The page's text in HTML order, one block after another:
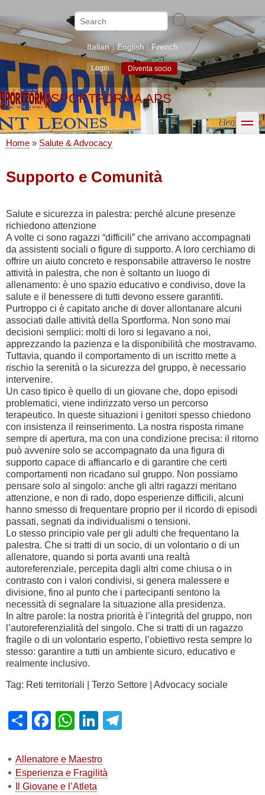
to
main
content
Search
Italian English French
Login Diventa socio
SPORTFORMA APS
toggle
Home Salute & Advocacy
Supporto e Comunità
Salute e sicurezza in palestra: perché alcune presenze
richiedono attenzione
A volte ci sono ragazzi “difficili” che arrivano accompagnati
da assistenti sociali o figure di supporto. A loro cerchiamo di
offrire un aiuto concreto e responsabile attraverso le nostre
attività in palestra, che non è soltanto un luogo di
allenamento: è uno spazio educativo e condiviso, dove la
salute e il benessere di tutti devono essere garantiti.
Purtroppo ci è capitato anche di dover allontanare alcuni
associati dalle attività della Sportforma. Non sono mai
decisioni semplici: molti di loro si legavano a noi,
apprezzando la pazienza e la disponibilità che mostravamo.
Tuttavia, quando il comportamento di un iscritto mette a
rischio la serenità o la sicurezza del gruppo, è necessario
intervenire.
Un caso tipico è quello di un giovane che, dopo episodi
problematici, viene indirizzato verso un percorso
terapeutico. In queste situazioni i genitori spesso chiedono
con insistenza il reinserimento. La nostra risposta rimane
sempre di apertura, ma con una condizione precisa: il ritorno
può avvenire solo se accompagnato da una figura di
supporto capace di affiancarlo e di garantire che certi
comportamenti non ricadano sul gruppo. Non possiamo
pensare solo al singolo: anche gli altri ragazzi meritano
attenzione, e non di rado, dopo esperienze difficili, alcuni
hanno smesso di frequentare proprio per il ricordo di episodi
passati, segnati da individualismi o tensioni.
Lo stesso principio vale per gli adulti che frequentano la
palestra. Che si tratti di un socio, di un volontario o di un
allenatore, quando si porta avanti una realtà
autoreferenziale, percepita dagli altri come chiusa o in
contrasto con i valori condivisi, si genera malessere e
divisione, fino al punto che i partecipanti sentono la
necessità di segnalare la situazione alla presidenza.
In altre parole: la nostra priorità è l’integrità del gruppo, non
l’autoreferenzialità del singolo. Che si tratti di un ragazzo
fragile o di un volontario esperto, l’obiettivo resta sempre lo
stesso: garantire a tutti un ambiente sicuro, educativo e
realmente inclusivo.
Tag: Reti territoriali | Terzo Settore | Advocacy sociale
ShareFacebook
WhatsApp
LinkedIn
Allenatore e Maestro
Esperienza e Fragilità
Il Giovane e l’Atleta